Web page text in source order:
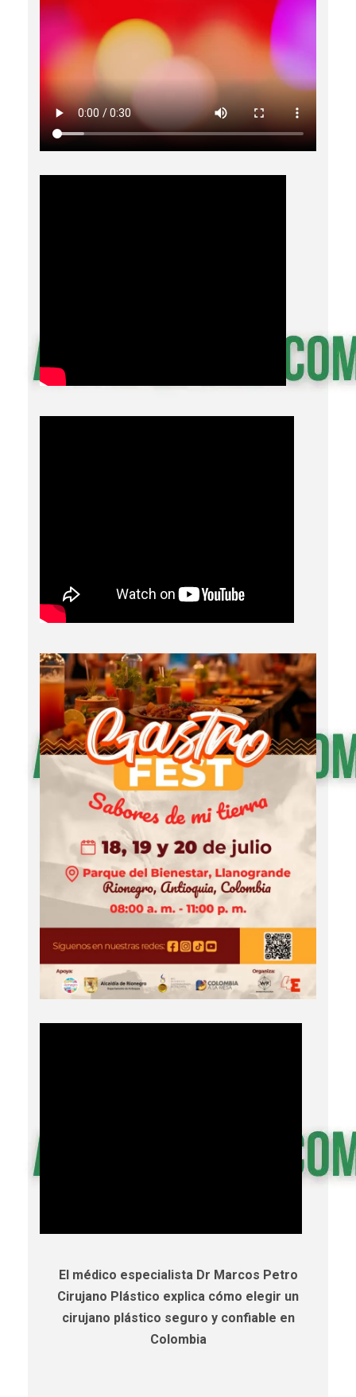
El médico especialista Dr Marcos Petro
Cirujano Plástico explica cómo elegir un
cirujano plástico seguro y confiable en
Colombia